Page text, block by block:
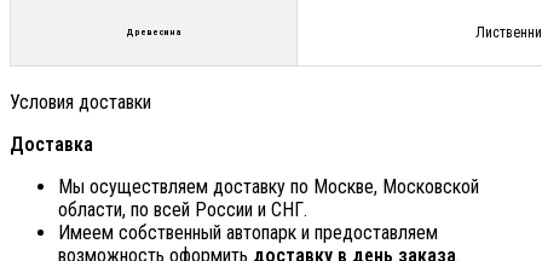
Древесина
Условия доставки
Доставка
Мы осуществляем доставку по Москве, Московской
области, по всей России и СНГ.
Имеем собственный автопарк и предоставляем
возможность оформить доставку в день заказа.